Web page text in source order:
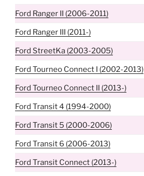
Ford Ranger II (2006-2011)
Ford Ranger III (2011-)
Ford StreetKa (2003-2005)
Ford Tourneo Connect I (2002-2013)
Ford Tourneo Connect II (2013-)
Ford Transit 4 (1994-2000)
Ford Transit 5 (2000-2006)
Ford Transit 6 (2006-2013)
Ford Transit Connect (2013-)